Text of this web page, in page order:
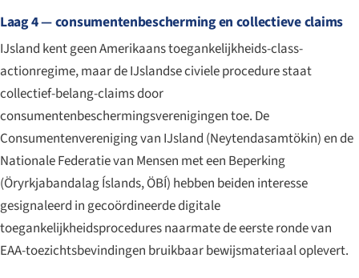
Laag 4 — consumentenbescherming en collectieve claims
IJsland kent geen Amerikaans toegankelijkheids-class-
actionregime, maar de IJslandse civiele procedure staat
collectief-belang-claims door
consumentenbeschermingsverenigingen toe. De
Consumentenvereniging van IJsland (Neytendasamtökin) en de
Nationale Federatie van Mensen met een Beperking
(Öryrkjabandalag Íslands, ÖBÍ) hebben beiden interesse
gesignaleerd in gecoördineerde digitale
toegankelijkheidsprocedures naarmate de eerste ronde van
EAA-toezichtsbevindingen bruikbaar bewijsmateriaal oplevert.